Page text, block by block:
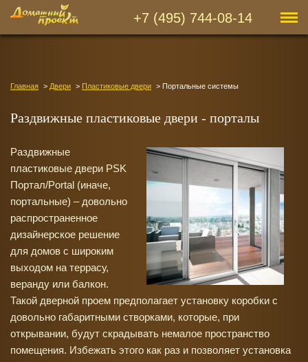
+7 (495) 744-08-14
Главная Двери Пластиковые двери Портальные системы
Раздвижные пластиковые двери - порталы
Раздвижные
пластиковые двери PSK
Портал/Portal (иначе,
портальные) – довольно
распространенное
дизайнерское решение
для домов с широким
выходом на террасу,
веранду или балкон.
Такой дверной проем предполагает установку коробки с
довольно габаритными створками, которые, при
открывании, будут скрадывать немалое пространство
помещения. Избежать этого как раз и позволяет установка